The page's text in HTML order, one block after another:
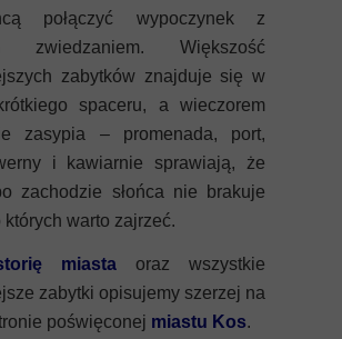
połączyć wypoczynek z
zwiedzaniem. Większość
zabytków znajduje się w
spaceru, a wieczorem
zasypia – promenada, port,
i kawiarnie sprawiają, że
zachodzie słońca nie brakuje
których warto zajrzeć.
miasta
oraz wszystkie
zabytki opisujemy szerzej na
poświęconej miastu Kos.